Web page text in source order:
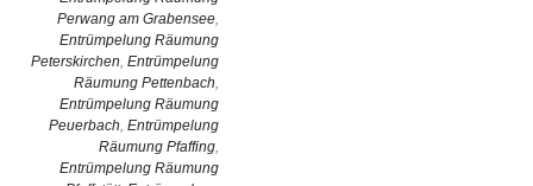
Perwang am Grabensee,
Entrümpelung Räumung
Peterskirchen, Entrümpelung
Räumung Pettenbach,
Entrümpelung Räumung
Peuerbach, Entrümpelung
Räumung Pfaffing,
Entrümpelung Räumung